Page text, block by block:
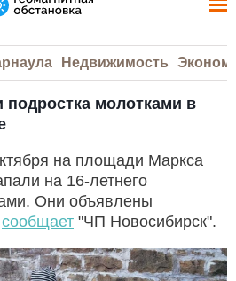
Недвижимость
молотками в
на площади Маркса
на 16-летнего
Они объявлены
сообщает "ЧП Новосибирск".